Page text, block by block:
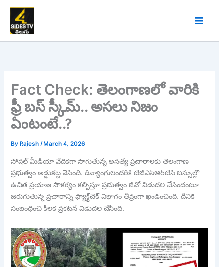
Skip
content
Fact Check: తెలంగాణలో వారికి
ఫ్రీ బస్ స్కీమ్.. అసలు నిజం
ఏంటంటే..?
By Rajesh/ March 4, 2026
సోషల్ మీడియా వేదికగా సాగుతున్న అసత్య ప్రచారాలకు తెలంగాణ
ప్రభుత్వం అడ్డుకట్ట వేసింది. దివ్యాంగులందరికీ టీజీఎస్‌ఆర్‌టీసీ బస్సుల్లో
ఉచిత ప్రయాణ సౌకర్యం కల్పిస్తూ ప్రభుత్వం జీవో విడుదల చేసిందంటూ
జరుగుతున్న ప్రచారాన్ని ఫ్యాక్ట్‌చెక్‌ విభాగం తీవ్రంగా ఖండించింది. దీనికి
సంబంధించి కీలక ప్రకటన విడుదల చేసింది.